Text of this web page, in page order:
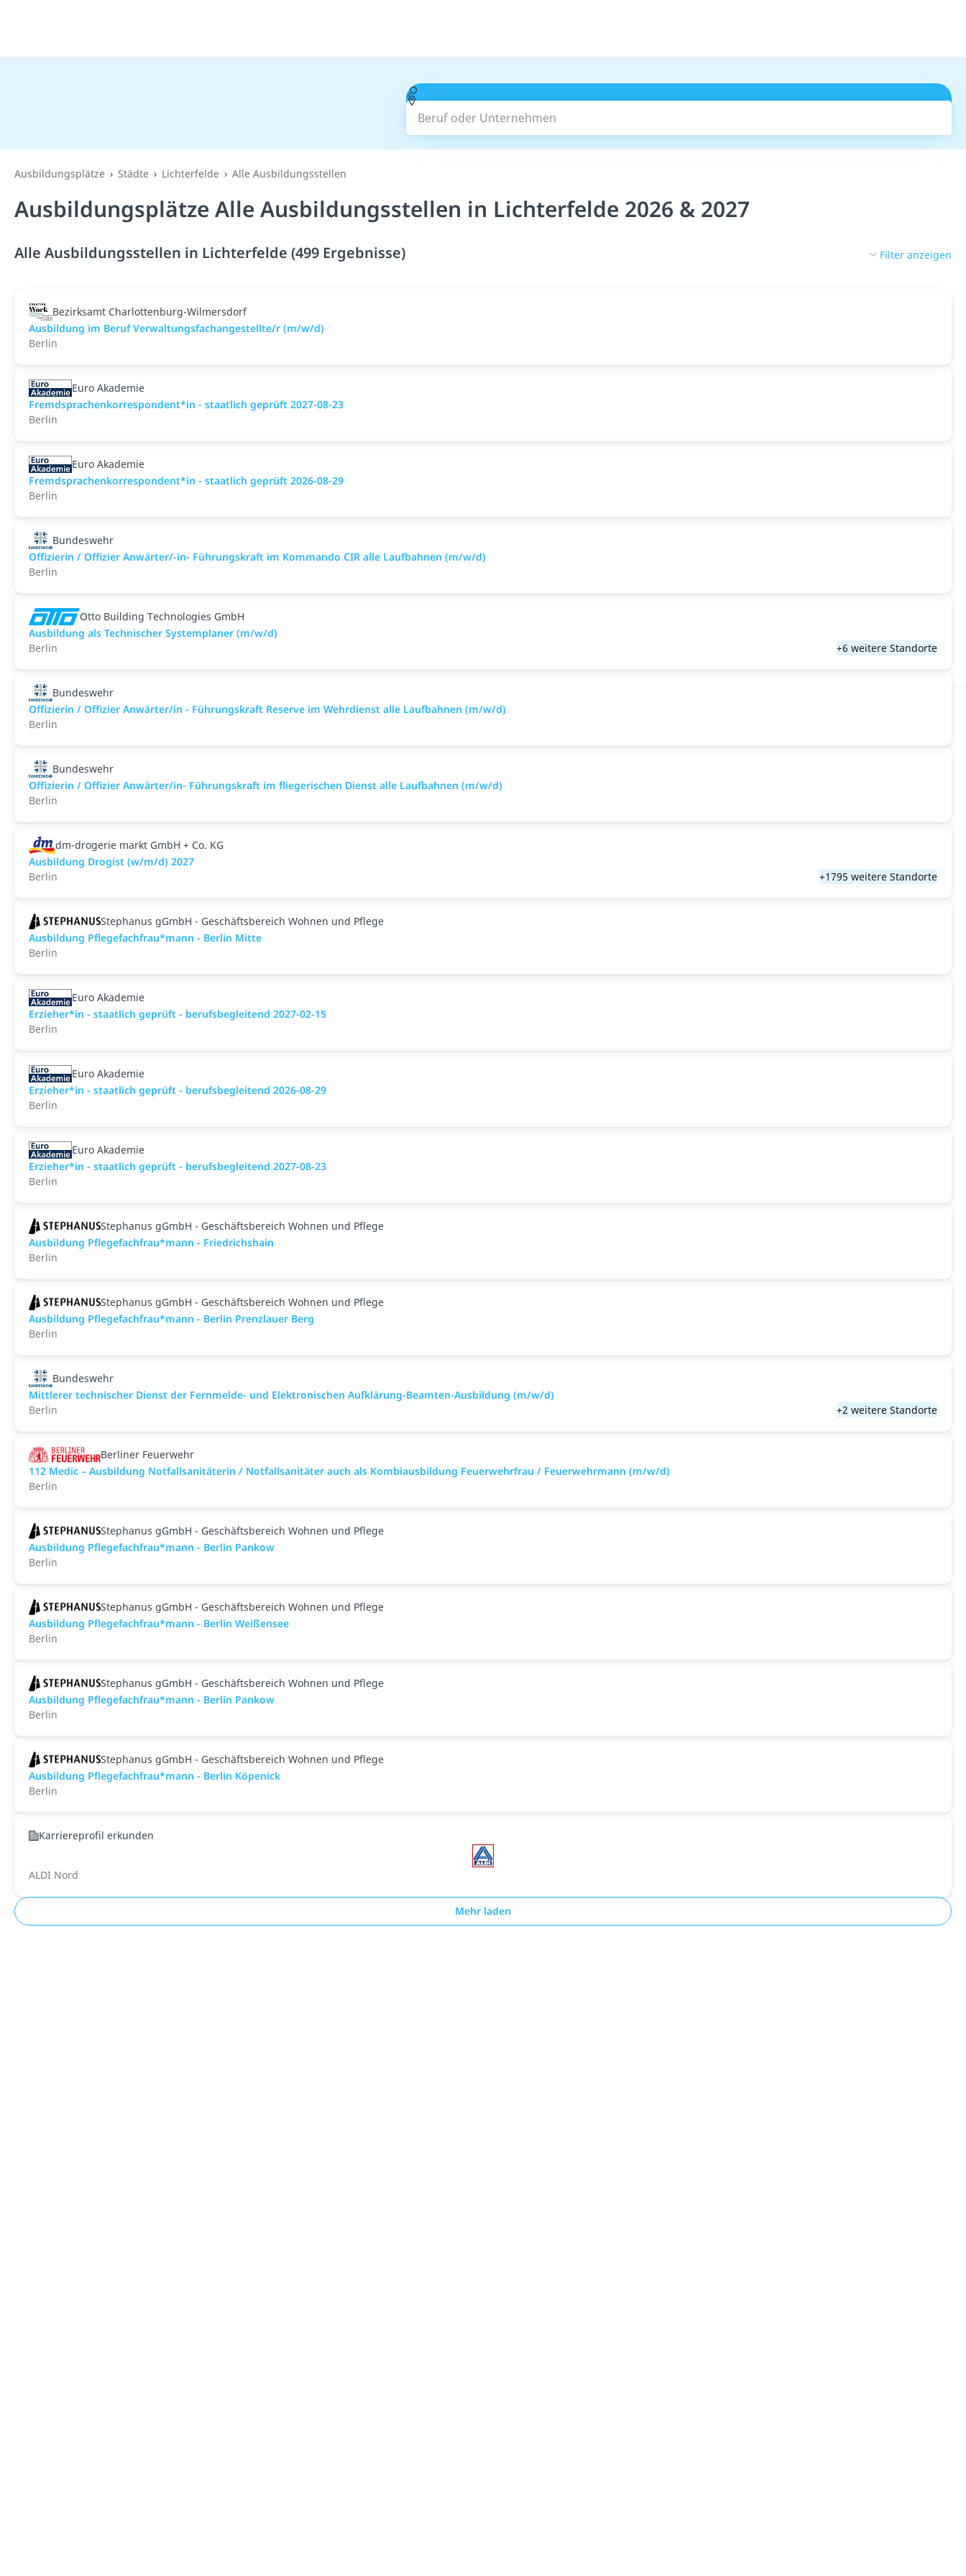
Beruf oder Unternehmen
Ausbildungsplätze Städte Lichterfelde Alle Ausbildungsstellen
Ausbildungsplätze Alle Ausbildungsstellen in Lichterfelde 2026 & 2027
Alle Ausbildungsstellen in Lichterfelde (499 Ergebnisse) Filter anzeigen
Bezirksamt Charlottenburg-Wilmersdorf
Ausbildung im Beruf Verwaltungsfachangestellte/r (m/w/d)
Berlin
Euro Akademie
Fremdsprachenkorrespondent*in - staatlich geprüft 2027-08-23
Berlin
Euro Akademie
Fremdsprachenkorrespondent*in - staatlich geprüft 2026-08-29
Berlin
Bundeswehr
Offizierin / Offizier Anwärter/-in- Führungskraft im Kommando CIR alle Laufbahnen (m/w/d)
Berlin
Otto Building Technologies GmbH
Ausbildung als Technischer Systemplaner (m/w/d)
Berlin
+6 weitere Standorte
Bundeswehr
Offizierin / Offizier Anwärter/in - Führungskraft Reserve im Wehrdienst alle Laufbahnen (m/w/d)
Berlin
Bundeswehr
Offizierin / Offizier Anwärter/in- Führungskraft im fliegerischen Dienst alle Laufbahnen (m/w/d)
Berlin
dm-drogerie markt GmbH + Co. KG
Ausbildung Drogist (w/m/d) 2027
Berlin
+1795 weitere Standorte
Stephanus gGmbH - Geschäftsbereich Wohnen und Pflege
Ausbildung Pflegefachfrau*mann - Berlin Mitte
Berlin
Euro Akademie
Erzieher*in - staatlich geprüft - berufsbegleitend 2027-02-15
Berlin
Euro Akademie
Erzieher*in - staatlich geprüft - berufsbegleitend 2026-08-29
Berlin
Euro Akademie
Erzieher*in - staatlich geprüft - berufsbegleitend 2027-08-23
Berlin
Stephanus gGmbH - Geschäftsbereich Wohnen und Pflege
Ausbildung Pflegefachfrau*mann - Friedrichshain
Berlin
Stephanus gGmbH - Geschäftsbereich Wohnen und Pflege
Ausbildung Pflegefachfrau*mann - Berlin Prenzlauer Berg
Berlin
Bundeswehr
Mittlerer technischer Dienst der Fernmelde- und Elektronischen Aufklärung-Beamten-Ausbildung (m/w/d)
Berlin
+2 weitere Standorte
Berliner Feuerwehr
112 Medic – Ausbildung Notfallsanitäterin / Notfallsanitäter auch als Kombiausbildung Feuerwehrfrau / Feuerwehrmann (m/w/d)
Berlin
Stephanus gGmbH - Geschäftsbereich Wohnen und Pflege
Ausbildung Pflegefachfrau*mann - Berlin Pankow
Berlin
Stephanus gGmbH - Geschäftsbereich Wohnen und Pflege
Ausbildung Pflegefachfrau*mann - Berlin Weißensee
Berlin
Stephanus gGmbH - Geschäftsbereich Wohnen und Pflege
Ausbildung Pflegefachfrau*mann - Berlin Pankow
Berlin
Stephanus gGmbH - Geschäftsbereich Wohnen und Pflege
Ausbildung Pflegefachfrau*mann - Berlin Köpenick
Berlin
Karriereprofil erkunden
ALDI Nord
Mehr laden